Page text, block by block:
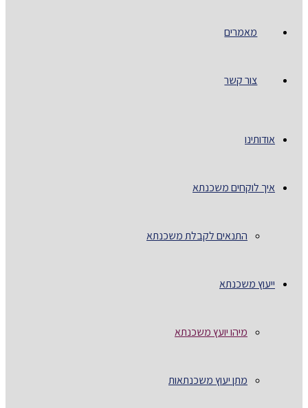
מאמרים
צור קשר
אודותינו
איך לוקחים משכנתא
התנאים לקבלת משכנתא
ייעוץ משכנתא
מיהו יועץ משכנתא
מתן יעוץ משכנתאות